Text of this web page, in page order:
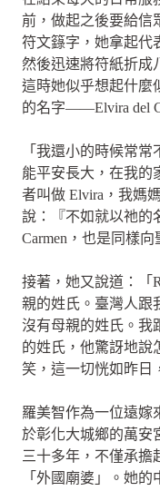
前，做起之後要給信
符文籙字，她拿起代
然後迅速將符紙折成
這時她似乎想起什麼
的名字——Elvira del
「我還小的時候常
能平安長大，在我的
者叫做 Elvira，我媽
說：『不如就以祂的
Carmen，也是同樣
接著，她又說道：「
親的姓氏。臺灣人跟
沒有母親的姓氏。我
的姓氏，他驚訝地說
笑，這一切恍如昨日
羅美智作為一位遠嫁
於彰化大城鄉的萬安
三十多年，不僅承擔
「外國廟婆」。她